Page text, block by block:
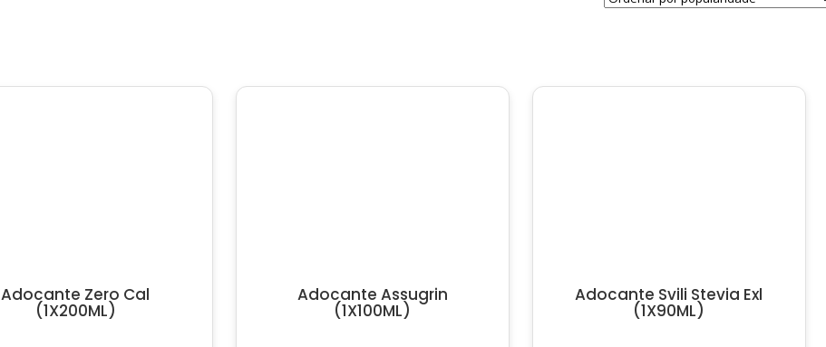
Adocante Zero Cal
(1X200ML)
Adocante Assugrin
(1X100ML)
Adocante Svili Stevia Exl
(1X90ML)